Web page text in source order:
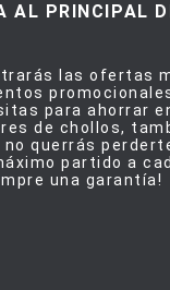
AL PRINCIPAL
las ofertas
para ahorrar
de chollos,
querrás
partido a
una garantía!